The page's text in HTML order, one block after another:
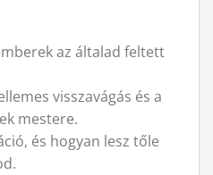
az általad feltett
visszavágás és a
mestere.
és hogyan lesz tőle